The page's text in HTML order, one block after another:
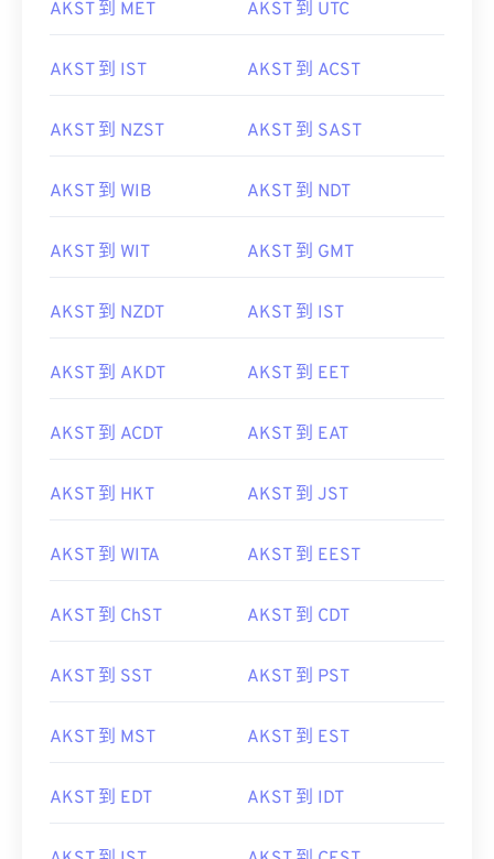
AKST 到 MET AKST 到 UTC
AKST 到 IST AKST 到 ACST
AKST 到 NZST AKST 到 SAST
AKST 到 WIB AKST 到 NDT
AKST 到 WIT AKST 到 GMT
AKST 到 NZDT AKST 到 IST
AKST 到 AKDT AKST 到 EET
AKST 到 ACDT AKST 到 EAT
AKST 到 HKT AKST 到 JST
AKST 到 WITA AKST 到 EEST
AKST 到 ChST AKST 到 CDT
AKST 到 SST AKST 到 PST
AKST 到 MST AKST 到 EST
AKST 到 EDT AKST 到 IDT